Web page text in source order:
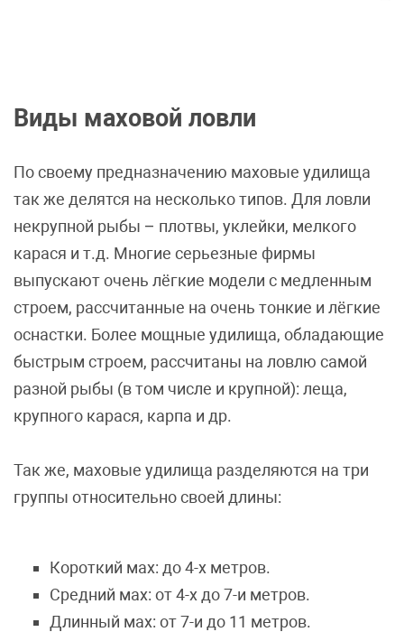
Виды маховой ловли
По своему предназначению маховые удилища
так же делятся на несколько типов. Для ловли
некрупной рыбы – плотвы, уклейки, мелкого
карася и т.д. Многие серьезные фирмы
выпускают очень лёгкие модели с медленным
строем, рассчитанные на очень тонкие и лёгкие
оснастки. Более мощные удилища, обладающие
быстрым строем, рассчитаны на ловлю самой
разной рыбы (в том числе и крупной): леща,
крупного карася, карпа и др.
Так же, маховые удилища разделяются на три
группы относительно своей длины:
Короткий мах: до 4-х метров.
Средний мах: от 4-х до 7-и метров.
Длинный мах: от 7-и до 11 метров.